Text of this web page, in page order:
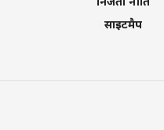
साइटमैप